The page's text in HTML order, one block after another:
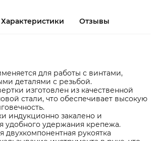
Характеристики Отзывы
для работы с винтами,
деталями с резьбой.
изготовлен из качественной
стали, что обеспечивает высокую
индукционно закалено и
удобного удержания крепежа.
двухкомпонентная рукоятка